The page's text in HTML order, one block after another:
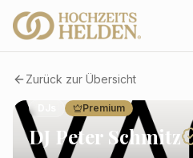
Zurück zur Übersicht
Premium
DJ Peter Schmitz